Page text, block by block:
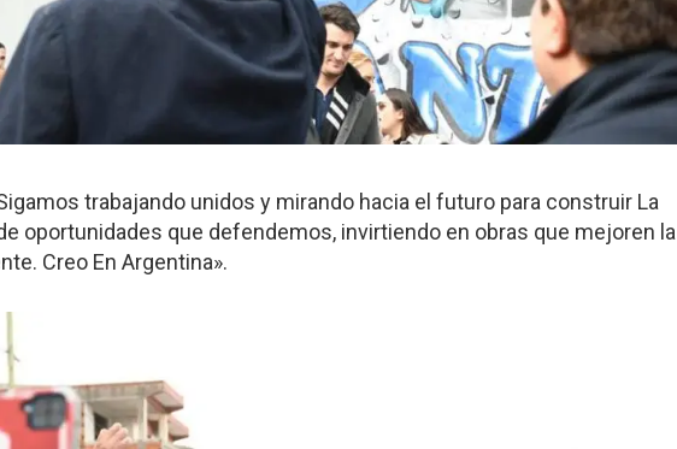
trabajando unidos y mirando hacia el futuro para construir La
oportunidades que defendemos, invirtiendo en obras que mejoren la
Creo En Argentina».